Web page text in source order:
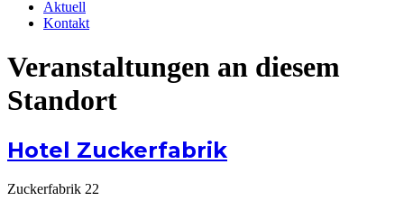
Aktuell
Kontakt
Veranstaltungen an diesem
Standort
Hotel Zuckerfabrik
Zuckerfabrik 22